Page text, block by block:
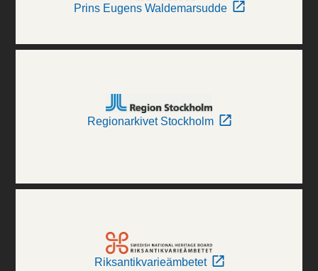
Prins Eugens Waldemarsudde
Regionarkivet Stockholm
Riksantikvarieämbetet